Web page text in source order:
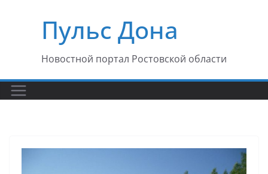
содержимомуПульс Дона
Новостной портал Ростовской области